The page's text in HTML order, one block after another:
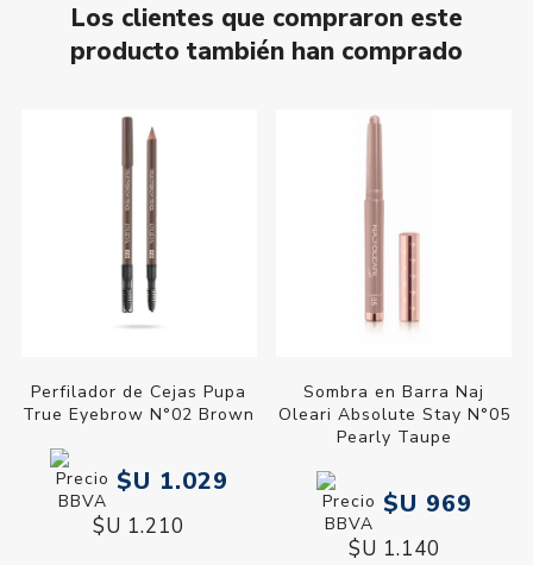
Los clientes que compraron este
producto también han comprado
Perfilador de Cejas Pupa
True Eyebrow N°02 Brown
$U 1.029
$U 1.210
Sombra en Barra Naj
Oleari Absolute Stay N°05
Pearly Taupe
$U 969
$U 1.140